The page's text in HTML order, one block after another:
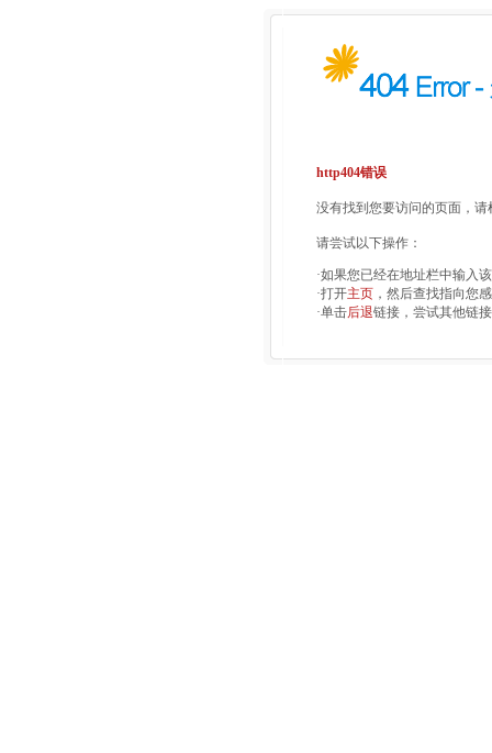
http404错误
没有找到您要访问的页面，
请尝试以下操作：
·如果您已经在地址栏中输入
·打开主页 ，然后查找指向您
·单击后退链接，尝试其他链